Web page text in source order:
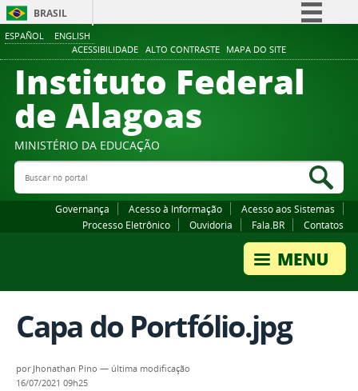
ESPAÑOL ENGLISH
ACESSIBILIDADE ALTO CONTRASTE MAPA DO SITE
BRASIL
Comunica BR
Participe
Canais
Instituto Federal
de Alagoas
MINISTÉRIO DA EDUCAÇÃO
Buscar no portal
Governança Acesso à Informação
Acesso aos Sistemas
Processo Eletrônico
Ouvidoria Fala.BR Contatos
Capa do Portfólio.jpg
por Jhonathan Pino — última modificação
16/07/2021 09h25